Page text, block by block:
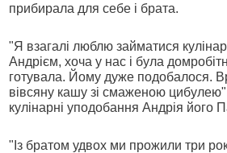
прибирала для себе і брата.
"Я взагалі люблю займатися
Андрієм, хоча у нас і була
готувала. Йому дуже подобалося.
вівсяну кашу зі смаженою
кулінарні уподобання Андрія його
"Із братом удвох ми прожили три